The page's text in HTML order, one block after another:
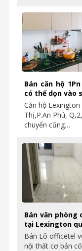
Bán căn hộ
có thể dọn vào
Căn hộ
Thị,P.An Phú,
chuyển cũng…
Bán văn
tại Lexington
Bán Lô officetel
nội thất cơ bản